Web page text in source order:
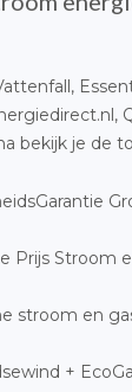
bekijk je de
Prijs Stroom
stroom en
+